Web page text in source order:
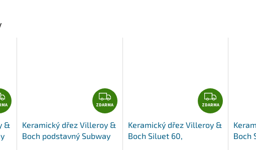
Z
D
A
R
&
Z
D
A
R
ZDARMA
Keramický dřez Villeroy &
Boch podstavný Subway
Z
D
A
R
ZDARMA
Keramický dřez Villeroy &
Boch Siluet 60,
Boch